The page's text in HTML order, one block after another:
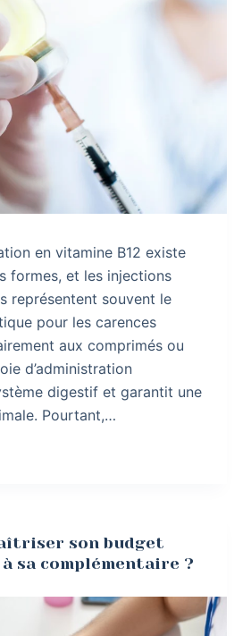
en vitamine B12 existe
formes, et les injections
représentent souvent le
pour les carences
aux comprimés ou
d’administration
digestif et garantit une
Pourtant,…
son budget
sa complémentaire ?